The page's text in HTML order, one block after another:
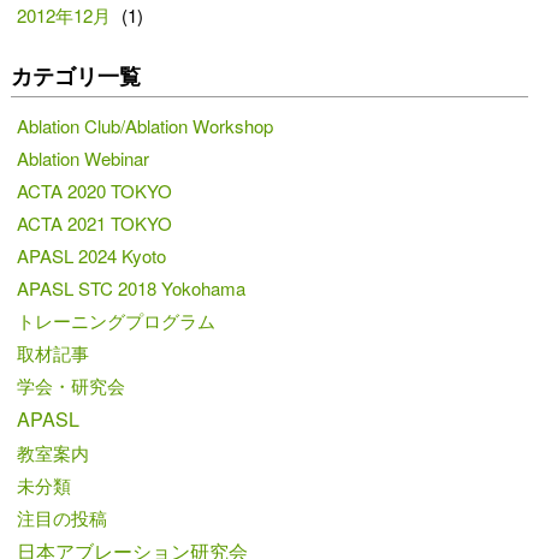
2012年12月
(1)
カテゴリ一覧
Ablation Club/Ablation Workshop
Ablation Webinar
ACTA 2020 TOKYO
ACTA 2021 TOKYO
APASL 2024 Kyoto
APASL STC 2018 Yokohama
トレーニングプログラム
取材記事
学会・研究会
APASL
教室案内
未分類
注目の投稿
日本アブレーション研究会